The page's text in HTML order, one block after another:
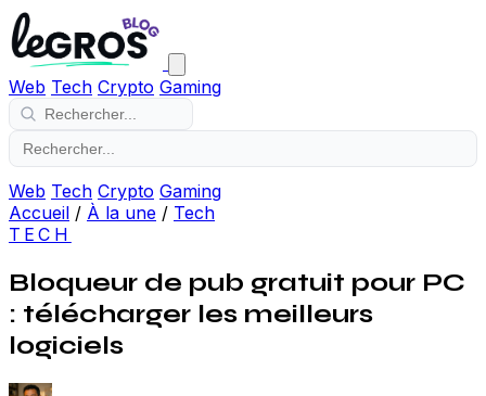
Web Tech Crypto Gaming
Web Tech Crypto Gaming
Accueil / À la une / Tech
TECH
Bloqueur de pub gratuit pour PC
: télécharger les meilleurs
logiciels